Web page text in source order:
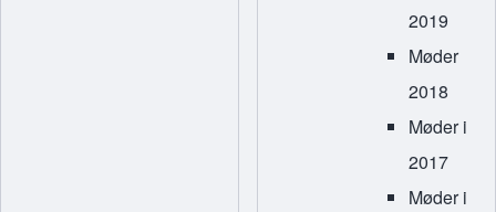
2019
Møder
2018
Møder i
2017
Møder i